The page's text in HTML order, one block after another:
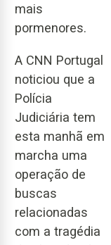
mais
pormenores.
A CNN Portugal
noticiou que a
Polícia
Judiciária tem
esta manhã em
marcha uma
operação de
buscas
relacionadas
com a tragédia